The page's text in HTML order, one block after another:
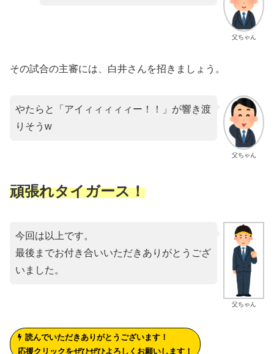
父ちゃん
その試合の主審には、白井さんを招きましょう。
父ちゃん
やたらと「アイィィィィィー！！」が響き渡
りそうw
頑張れタイガース！
父ちゃん
今回は以上です。
最後までお付き合いいただきありがとうござ
いました。
読んでいただきありがとうございます！
応援クリックをぜひぜひよろしくお願いします！